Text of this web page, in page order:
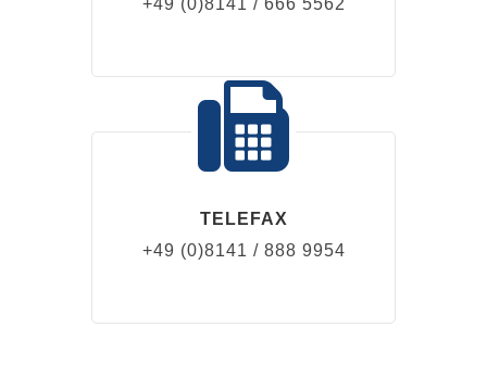
+49 (0)8141 / 666 5562
TELEFAX
+49 (0)8141 / 888 9954